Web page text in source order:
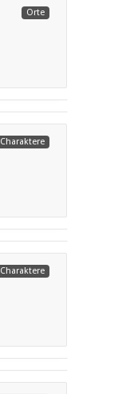
Orte
Charaktere
Charaktere